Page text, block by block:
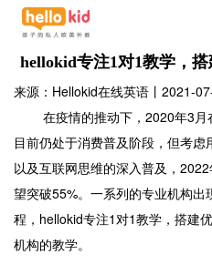
hellokid专注1对1教学，
来源：Hellokid在线英语 丨 2021-
在疫情的推动下，2020年3月
目前仍处于消费普及阶段，但考
以及互联网思维的深入普及，
望突破55%。一系列的专业机构
程，hellokid专注1对1教学，搭建
机构的教学。